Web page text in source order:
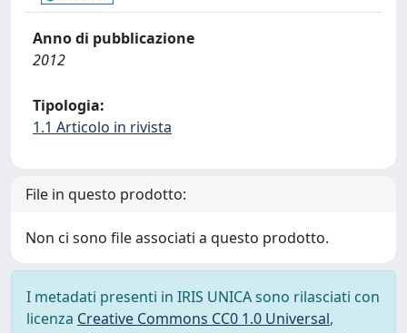
Anno di pubblicazione
2012
Tipologia:
1.1 Articolo in rivista
File in questo prodotto:
Non ci sono file associati a questo prodotto.
I metadati presenti in IRIS UNICA sono rilasciati con
licenza Creative Commons CC0 1.0 Universal,